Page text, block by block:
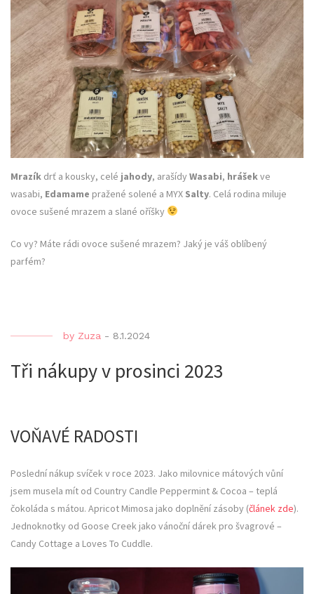
Mrazík drť a kousky, celé jahody, arašídyWasabi, hrášekve
wasabi, Edamame pražené solené a MYX Salty. Celá rodina miluje
ovoce sušené mrazem a slané oříšky
Co vy? Máte rádi ovoce sušené mrazem? Jaký je váš oblíbený
parfém?
by Zuza - 8.1.2024
Tři nákupy v prosinci 2023
VOŇAVÉ RADOSTI
Poslední nákup svíček v roce 2023. Jako milovnice mátových vůní
jsem musela mít od Country Candle Peppermint & Cocoa – teplá
čokoláda s mátou. Apricot Mimosa jako doplnění zásoby (článek zde).
Jednoknotky od Goose Creek jako vánoční dárek pro švagrové –
Candy Cottage a Loves To Cuddle.